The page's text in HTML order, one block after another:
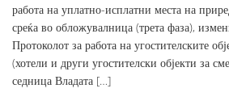
работа на уплатно-исплатни места на
среќа во обложувалница (трета фаза),
Протоколот за работа на угостителските
(хотели и други угостителски објекти за
седница Владата […]